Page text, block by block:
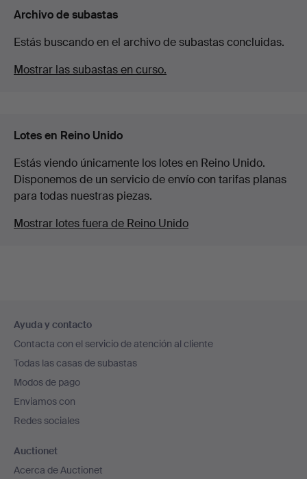
Archivo de subastas
Estás buscando en el archivo de subastas concluidas.
Mostrar las subastas en curso.
Lotes en Reino Unido
Estás viendo únicamente los lotes en Reino Unido.
Disponemos de un servicio de envío con tarifas planas
para todas nuestras piezas.
Mostrar lotes fuera de Reino Unido
en
el
pie
de
página
Ayuda y contacto
Contacta con el servicio de atención al cliente
Todas las casas de subastas
Modos de pago
Enviamos con
Redes sociales
Auctionet
Acerca de Auctionet